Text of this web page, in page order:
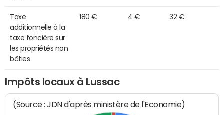
Taxe
additionnelle à la
taxe foncière sur
les propriétés non
bâties
180 € 4 € 32 €
Impôts locaux à Lussac
(Source : JDN d'après ministère de l'Economie)